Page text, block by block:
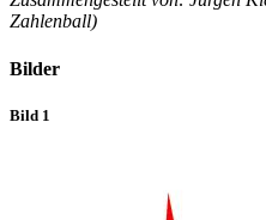
Zahlenball)
Bilder
Bild 1